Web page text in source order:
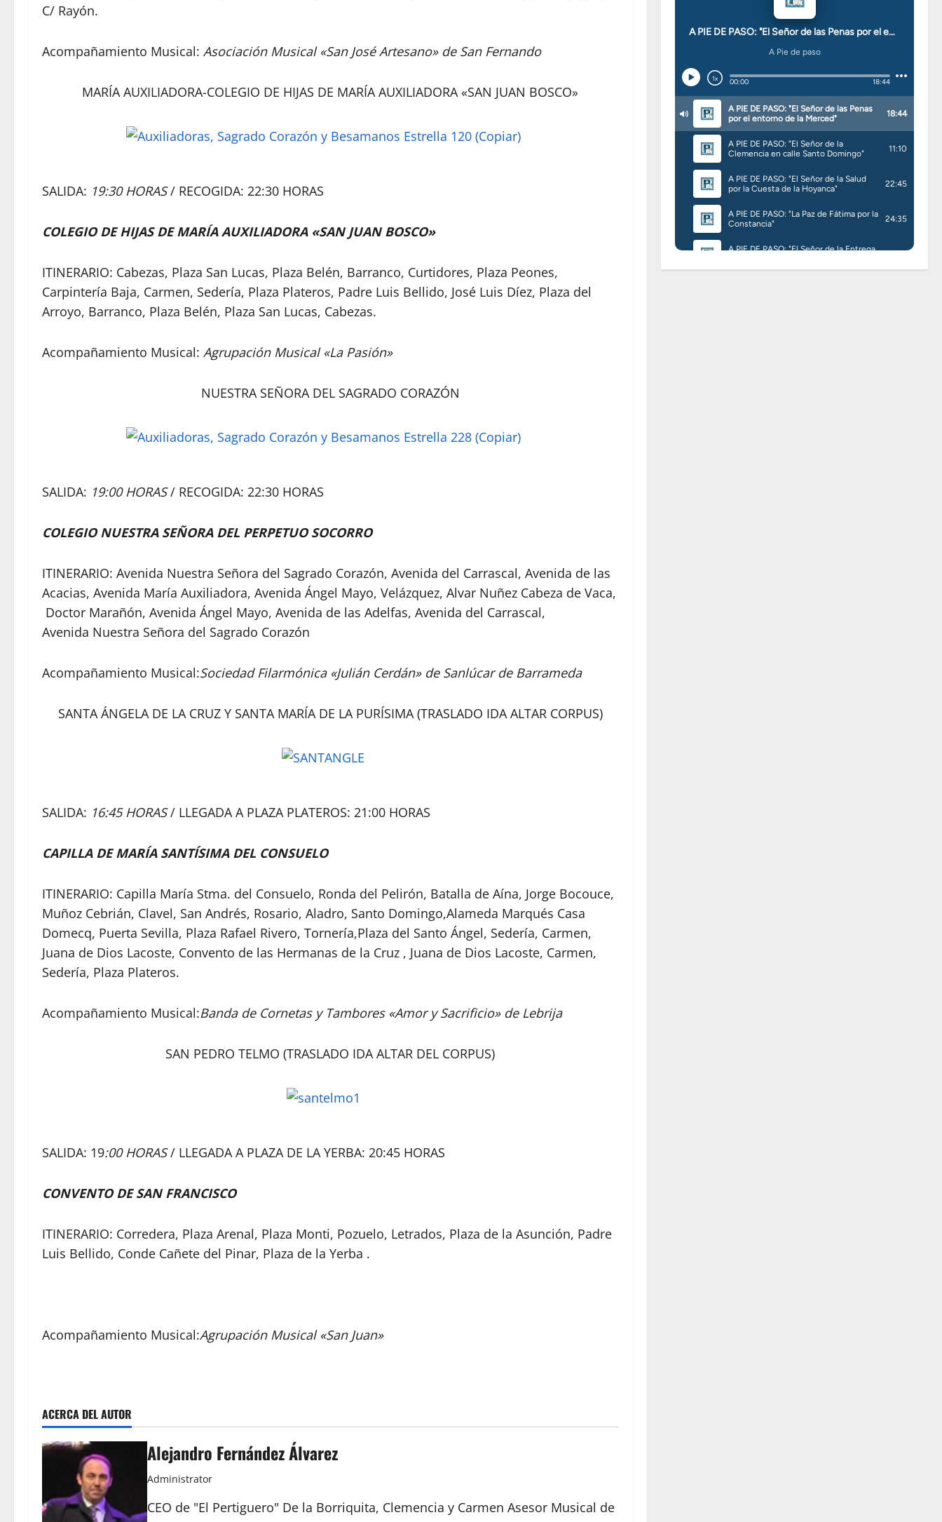
C/ Rayón.
Acompañamiento Musical: Asociación Musical «San José Artesano» de San Fernando
MARÍA AUXILIADORA-COLEGIO DE HIJAS DE MARÍA AUXILIADORA «SAN JUAN BOSCO»
SALIDA: 19:30 HORAS/ RECOGIDA: 22:30 HORAS
COLEGIO DE HIJAS DE MARÍA AUXILIADORA «SAN JUAN BOSCO»
ITINERARIO: Cabezas, Plaza San Lucas, Plaza Belén, Barranco, Curtidores, Plaza Peones,
Carpintería Baja, Carmen, Sedería, Plaza Plateros, Padre Luis Bellido, José Luis Díez, Plaza del
Arroyo, Barranco, Plaza Belén, Plaza San Lucas, Cabezas.
Acompañamiento Musical: Agrupación Musical «La Pasión»
NUESTRA SEÑORA DEL SAGRADO CORAZÓN
SALIDA: 19:00 HORAS/ RECOGIDA: 22:30 HORAS
COLEGIO NUESTRA SEÑORA DEL PERPETUO SOCORRO
ITINERARIO: Avenida Nuestra Señora del Sagrado Corazón, Avenida del Carrascal, Avenida de las
Acacias, Avenida María Auxiliadora, Avenida Ángel Mayo, Velázquez, Alvar Nuñez Cabeza de Vaca,
Doctor Marañón, Avenida Ángel Mayo, Avenida de las Adelfas, Avenida del Carrascal,
Avenida Nuestra Señora del Sagrado Corazón
Acompañamiento Musical:Sociedad Filarmónica «Julián Cerdán» de Sanlúcar de Barrameda
SANTA ÁNGELA DE LA CRUZ Y SANTA MARÍA DE LA PURÍSIMA (TRASLADO IDA ALTAR CORPUS)
SALIDA: 16:45 HORAS/ LLEGADA A PLAZA PLATEROS: 21:00 HORAS
CAPILLA DE MARÍA SANTÍSIMA DEL CONSUELO
ITINERARIO: Capilla María Stma. del Consuelo, Ronda del Pelirón, Batalla de Aína, Jorge Bocouce,
Muñoz Cebrián, Clavel, San Andrés, Rosario, Aladro, Santo Domingo,Alameda Marqués Casa
Domecq, Puerta Sevilla, Plaza Rafael Rivero, Tornería,Plaza del Santo Ángel, Sedería, Carmen,
Juana de Dios Lacoste, Convento de las Hermanas de la Cruz , Juana de Dios Lacoste, Carmen,
Sedería, Plaza Plateros.
Acompañamiento Musical:Banda de Cornetas y Tambores «Amor y Sacrificio» de Lebrija
SAN PEDRO TELMO (TRASLADO IDA ALTAR DEL CORPUS)
SALIDA: 19:00 HORAS/ LLEGADA A PLAZA DE LA YERBA: 20:45 HORAS
CONVENTO DE SAN FRANCISCO
ITINERARIO: Corredera, Plaza Arenal, Plaza Monti, Pozuelo, Letrados, Plaza de la Asunción, Padre
Luis Bellido, Conde Cañete del Pinar, Plaza de la Yerba .
Acompañamiento Musical:Agrupación Musical «San Juan»
ACERCA DEL AUTOR
Alejandro Fernández Álvarez
Administrator
CEO de "El Pertiguero" De la Borriquita, Clemencia y Carmen Asesor Musical de